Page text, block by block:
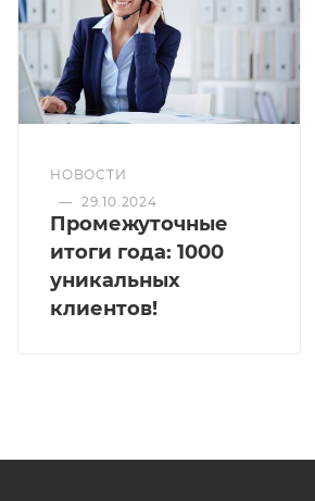
НОВОСТИ
— 29.10.2024
Промежуточные
итоги года: 1000
уникальных
клиентов!